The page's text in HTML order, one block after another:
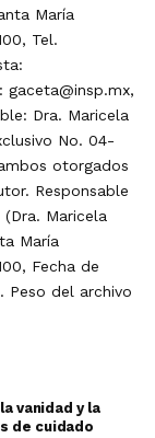
María
Tel.
Dra. Maricela
No. 04-
otorgados
Responsable
Maricela
María
Fecha de
Peso del archivo
vanidad y la
de cuidado